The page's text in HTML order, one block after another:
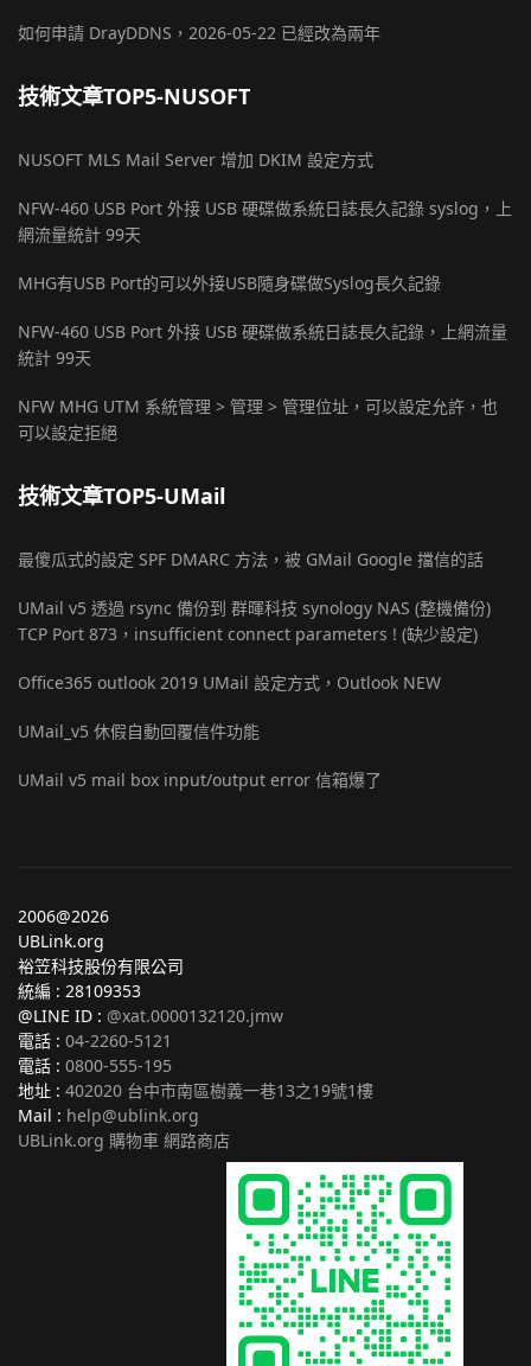
如何申請 DrayDDNS，2026-05-22 已經改為兩年
技術文章TOP5-NUSOFT
NUSOFT MLS Mail Server 增加 DKIM 設定方式
NFW-460 USB Port 外接 USB 硬碟做系統日誌長久記錄 syslog，上
網流量統計 99天
MHG有USB Port的可以外接USB隨身碟做Syslog長久記錄
NFW-460 USB Port 外接 USB 硬碟做系統日誌長久記錄，上網流量
統計 99天
NFW MHG UTM 系統管理 > 管理 > 管理位址，可以設定允許，也
可以設定拒絕
技術文章TOP5-UMail
最傻瓜式的設定 SPF DMARC 方法，被 GMail Google 擋信的話
UMail v5 透過 rsync 備份到 群暉科技 synology NAS (整機備份)
TCP Port 873，insufficient connect parameters ! (缺少設定)
Office365 outlook 2019 UMail 設定方式，Outlook NEW
UMail_v5 休假自動回覆信件功能
UMail v5 mail box input/output error 信箱爆了
2006@2026
UBLink.org
裕笠科技股份有限公司
統編 : 28109353
@LINE ID : @xat.0000132120.jmw
電話 : 04-2260-5121
電話 : 0800-555-195
地址 : 402020 台中市南區樹義一巷13之19號1樓
Mail : help@ublink.org
UBLink.org 購物車 網路商店